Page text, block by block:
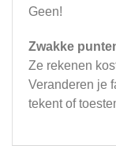
Geen!
Zwakke
Ze rekenen
Veranderen je
tekent of